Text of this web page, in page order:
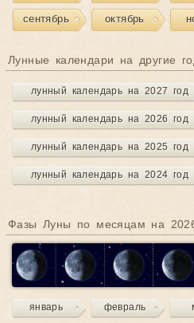
сентябрь октябрь
Лунные календари на другие
лунный календарь на 2027 год
лунный календарь на 2026 год
лунный календарь на 2025 год
лунный календарь на 2024 год
Фазы Луны по месяцам на
январь февраль